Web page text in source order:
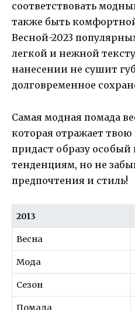
соответствовать
также быть
Весной-2023
легкой и нежной
нанесении не сушит
долговременное
Самая модная помада
которая отражает
придаст образу
тенденциям, но не
предпочтения и стиль!
2013
Весна
Мода
Сезон
Помада